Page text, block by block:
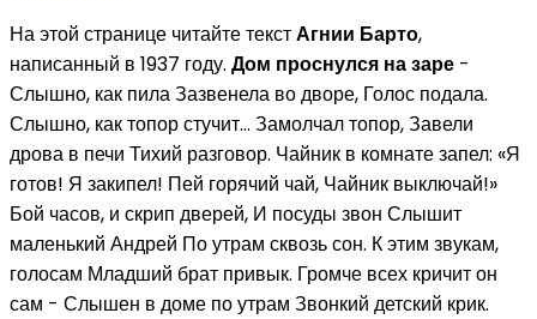
На этой странице читайте текстАгнии Барто,
написанный в 1937 году. Дом проснулся на заре -
Слышно, как пила Зазвенела во дворе, Голос подала.
Слышно, как топор стучит... Замолчал топор, Завели
дрова в печи Тихий разговор. Чайник в комнате запел: «Я
готов! Я закипел! Пей горячий чай, Чайник выключай!»
Бой часов, и скрип дверей, И посуды звон Слышит
маленький Андрей По утрам сквозь сон. К этим звукам,
голосам Младший брат привык. Громче всех кричит он
сам - Слышен в доме по утрам Звонкий детский крик.